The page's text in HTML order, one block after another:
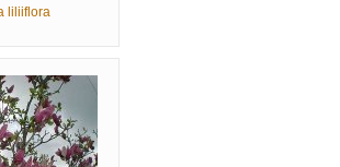
liliiflora